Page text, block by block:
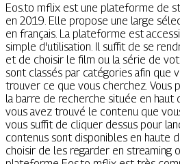
Eos.to mflix est une plateforme de
en 2019. Elle propose une large
en français. La plateforme est
simple d'utilisation. Il suffit de se
et de choisir le film ou la série de
sont classés par catégories afin que
trouver ce que vous cherchez. Vous
la barre de recherche située en haut
vous avez trouvé le contenu que
vous suffit de cliquer dessus pour
contenus sont disponibles en haute
choisir de les regarder en streaming